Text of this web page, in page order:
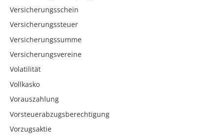
Versicherungsschein
Versicherungssteuer
Versicherungssumme
Versicherungsvereine
Volatilität
Vollkasko
Vorauszahlung
Vorsteuerabzugsberechtigung
Vorzugsaktie